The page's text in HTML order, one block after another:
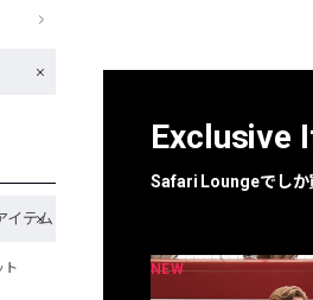
イテム
ト
Exclusive
Safari Loungeでしか
NEW